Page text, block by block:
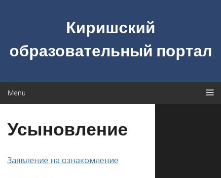
Киришский
образовательный портал
Menu
Усыновление
Заявление на ознакомление